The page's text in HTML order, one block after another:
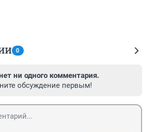
0
ни одного комментария.
обсуждение первым!